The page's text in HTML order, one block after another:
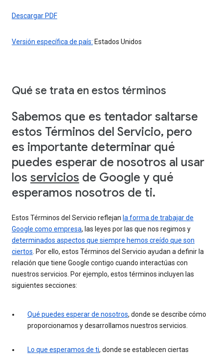
Descargar PDF
Versión específica de país: Estados Unidos
Qué se trata en estos términos
Sabemos que es tentador saltarse
estos Términos del Servicio, pero
es importante determinar qué
puedes esperar de nosotros al usar
los servicios de Google y qué
esperamos nosotros de ti.
Estos Términos del Servicio reflejan la forma de trabajar de
Google como empresa, las leyes por las que nos regimos y
determinados aspectos que siempre hemos creído que son
ciertos . Por ello, estos Términos del Servicio ayudan a definir la
relación que tiene Google contigo cuando interactúas con
nuestros servicios. Por ejemplo, estos términos incluyen las
siguientes secciones:
Qué puedes esperar de nosotros, donde se describe cómo
proporcionamos y desarrollamos nuestros servicios.
Lo que esperamos de ti, donde se establecen ciertas